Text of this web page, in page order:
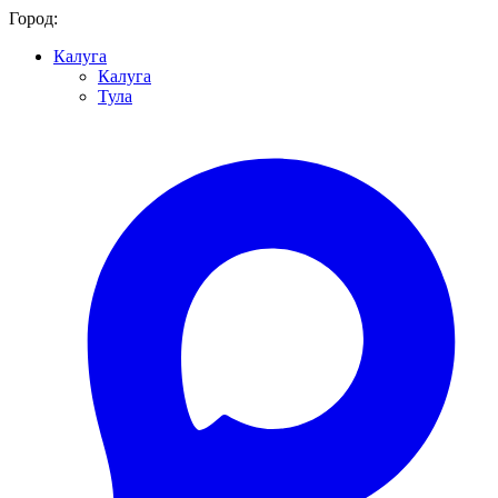
Город:
Калуга
Калуга
Тула